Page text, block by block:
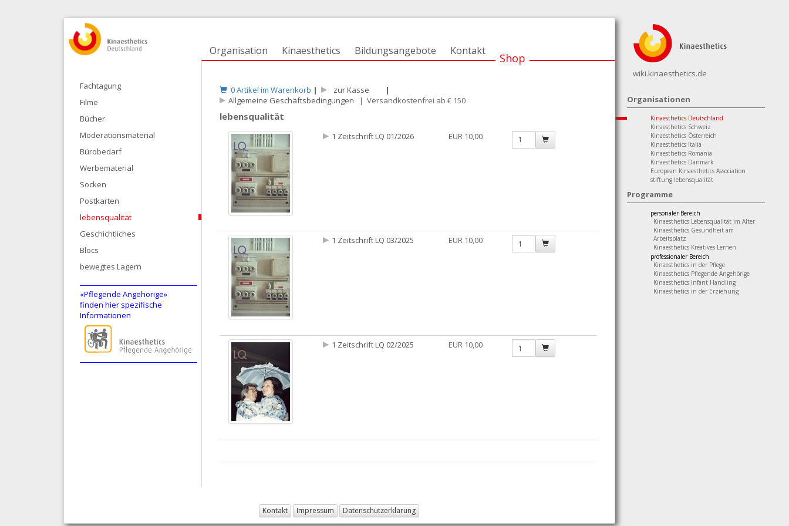
Organisation Kinaesthetics Bildungsangebote Kontakt
Shop
Fachtagung
Filme
Bücher
Moderationsmaterial
Bürobedarf
Werbematerial
Socken
Postkarten
lebensqualität
Geschichtliches
Blocs
bewegtes Lagern
«Pflegende Angehörige»
finden hier spezifische
Informationen
0 Artikel im Warenkorb | zur Kasse
|
Allgemeine Geschäftsbedingungen | Versandkostenfrei ab € 150
lebensqualität
1 Zeitschrift LQ 01/2026 EUR 10,00
1 Zeitschrift LQ 03/2025 EUR 10,00
1 Zeitschrift LQ 02/2025 EUR 10,00
Kontakt Impressum Datenschutzerklärung
wiki.kinaesthetics.de
Organisationen
Kinaesthetics Deutschland
Kinaesthetics Schweiz
Kinaesthetics Österreich
Kinaesthetics Italia
Kinaesthetics Romania
Kinaesthetics Danmark
European Kinaesthetics Association
stiftung lebensqualität
Programme
personaler Bereich
Kinaesthetics Lebensqualität im Alter
Kinaesthetics Gesundheit am
Arbeitsplatz
Kinaesthetics Kreatives Lernen
professionaler Bereich
Kinaesthetics in der Pflege
Kinaesthetics Pflegende Angehörige
Kinaesthetics Infant Handling
Kinaesthetics in der Erziehung